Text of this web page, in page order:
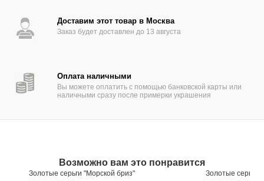
Доставим этот товар в Москва
Заказ будет доставлен до 13 августа
Оплата наличными
Вы можете оплатить с помощью банковской карты или
наличными сразу после примерки украшения
Возможно вам это понравится
Золотые серьги "Морской бриз" Золотые серьги